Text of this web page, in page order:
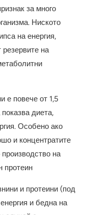
за много
Ниското
на енергия,
резервите на
е повече от 1,5
диета,
Особено ако
и концентратите
на
протеин
и протеини (под
и бедна на